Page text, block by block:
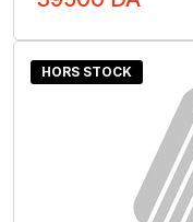
HORS STOCK